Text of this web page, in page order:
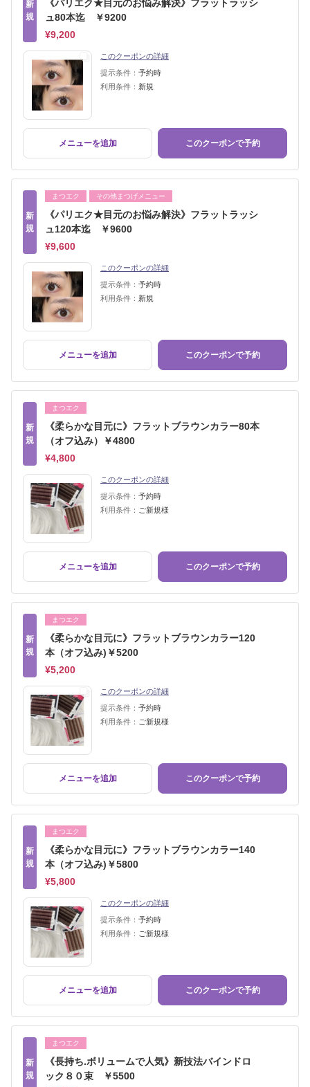
新
規
《パリエク★目元のお悩み解決》フラットラッシ
ュ80本迄 ￥9200
¥9,200
このクーポンの詳細
提示条件： 予約時
利用条件： 新規
メニューを追加 このクーポンで予約
新
規
まつエク その他まつげメニュー
《パリエク★目元のお悩み解決》フラットラッシ
ュ120本迄 ￥9600
¥9,600
このクーポンの詳細
提示条件： 予約時
利用条件： 新規
メニューを追加 このクーポンで予約
新
規
まつエク
《柔らかな目元に》フラットブラウンカラー80本
（オフ込み）￥4800
¥4,800
このクーポンの詳細
提示条件： 予約時
利用条件： ご新規様
メニューを追加 このクーポンで予約
新
規
まつエク
《柔らかな目元に》フラットブラウンカラー120
本（オフ込み)￥5200
¥5,200
このクーポンの詳細
提示条件： 予約時
利用条件： ご新規様
メニューを追加 このクーポンで予約
新
規
まつエク
《柔らかな目元に》フラットブラウンカラー140
本（オフ込み)￥5800
¥5,800
このクーポンの詳細
提示条件： 予約時
利用条件： ご新規様
メニューを追加 このクーポンで予約
新
規
まつエク
《長持ち.ボリュームで人気》新技法バインドロ
ック８０束 ￥5500